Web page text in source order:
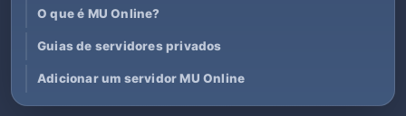
O que é MU Online?
Guias de servidores privados
Adicionar um servidor MU Online